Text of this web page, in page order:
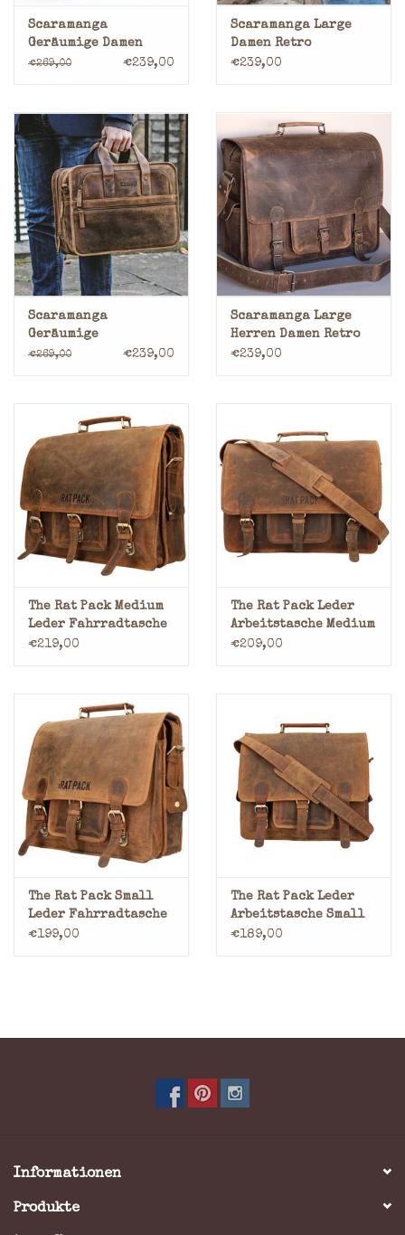
Scaramanga
Geräumige Damen
Büffelleder
€269,00 €239,00
Scaramanga Large
Damen Retro
Schultasche Hunter
€239,00
Scaramanga
Geräumige
Büffelleder
€269,00 €239,00
Scaramanga Large
Herren Damen Retro
Schultasche Hunter
€239,00
The Rat Pack Medium
Leder Fahrradtasche
Retro Schultasche
€219,00
The Rat Pack Leder
Arbeitstasche Medium
€209,00
The Rat Pack Small
Leder Fahrradtasche
Retro Schultasche
€199,00
The Rat Pack Leder
Arbeitstasche Small
€189,00
Informationen
Produkte